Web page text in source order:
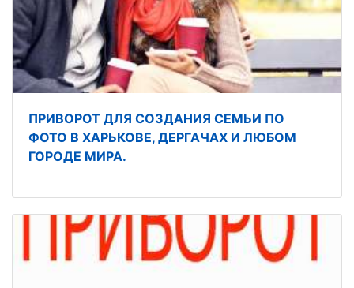
ПРИВОРОТ ДЛЯ СОЗДАНИЯ СЕМЬИ ПО
ФОТО В ХАРЬКОВЕ, ДЕРГАЧАХ И ЛЮБОМ
ГОРОДЕ МИРА.